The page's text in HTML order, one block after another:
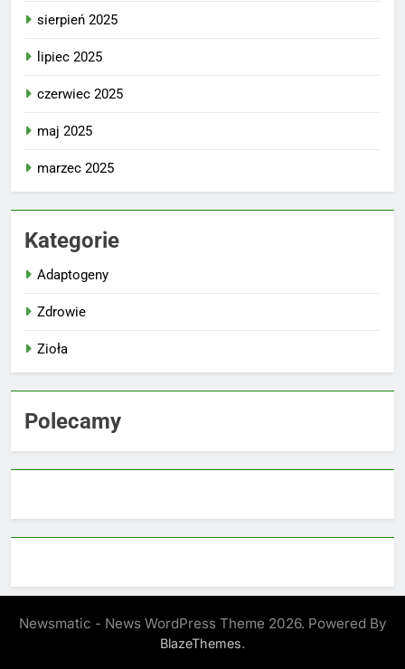
sierpień 2025
lipiec 2025
czerwiec 2025
maj 2025
marzec 2025
Kategorie
Adaptogeny
Zdrowie
Zioła
Polecamy
Newsmatic - News WordPress Theme 2026. Powered By
BlazeThemes.